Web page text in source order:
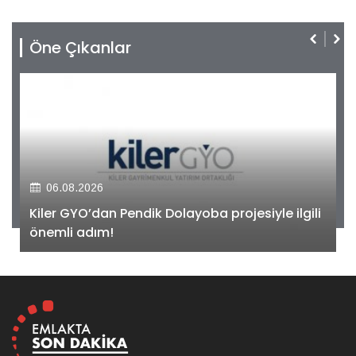
Öne Çıkanlar
06.08.2026
Kiler GYO’dan Pendik Dolayoba projesiyle ilgili
önemli adım!